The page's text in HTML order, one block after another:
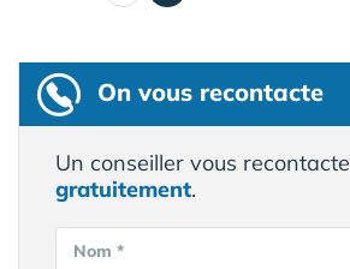
On vous recontacte
Un conseiller vous recontacte
gratuitement.
Nom *